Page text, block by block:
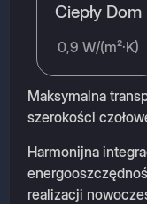
Ciepły Dom
0,9 W/(m²·K)
Maksymalna
szerokości
Harmonijna
realizacji